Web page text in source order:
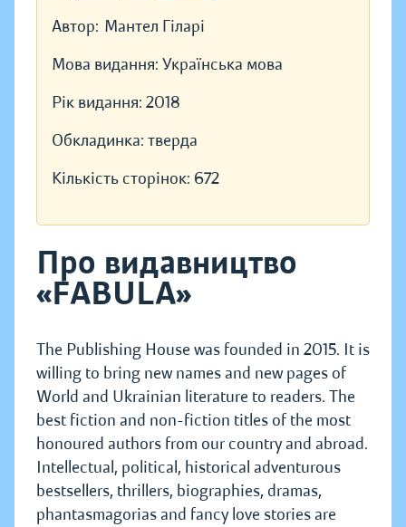
Автор: Мантел Гіларі
Мова видання: Українська мова
Рік видання: 2018
Обкладинка: тверда
Кількість сторінок: 672
Про видавництво
«FABULA»
The Publishing House was founded in 2015. It is
willing to bring new names and new pages of
World and Ukrainian literature to readers. The
best fiction and non-fiction titles of the most
honoured authors from our country and abroad.
Intellectual, political, historical adventurous
bestsellers, thrillers, biographies, dramas,
phantasmagorias and fancy love stories are